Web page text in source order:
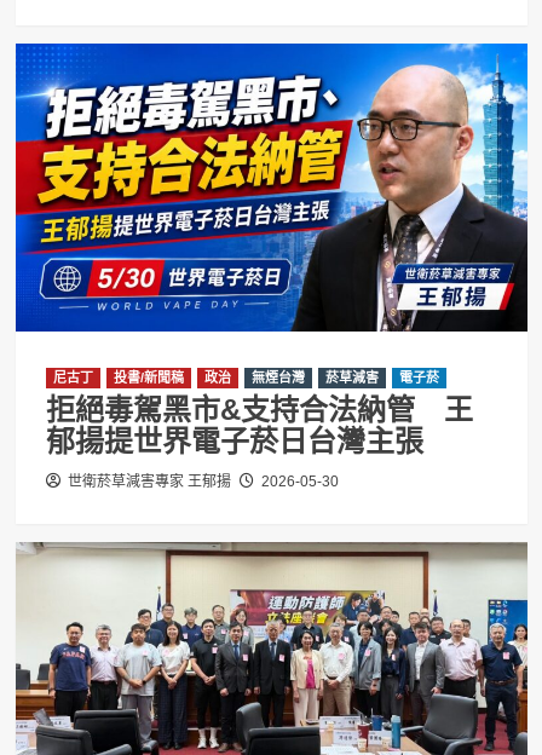
尼古丁 投書/新聞稿 政治 無煙台灣 菸草減害 電子菸
拒絕毒駕黑市&支持合法納管 王
郁揚提世界電子菸日台灣主張
世衛菸草減害專家 王郁揚 2026-05-30